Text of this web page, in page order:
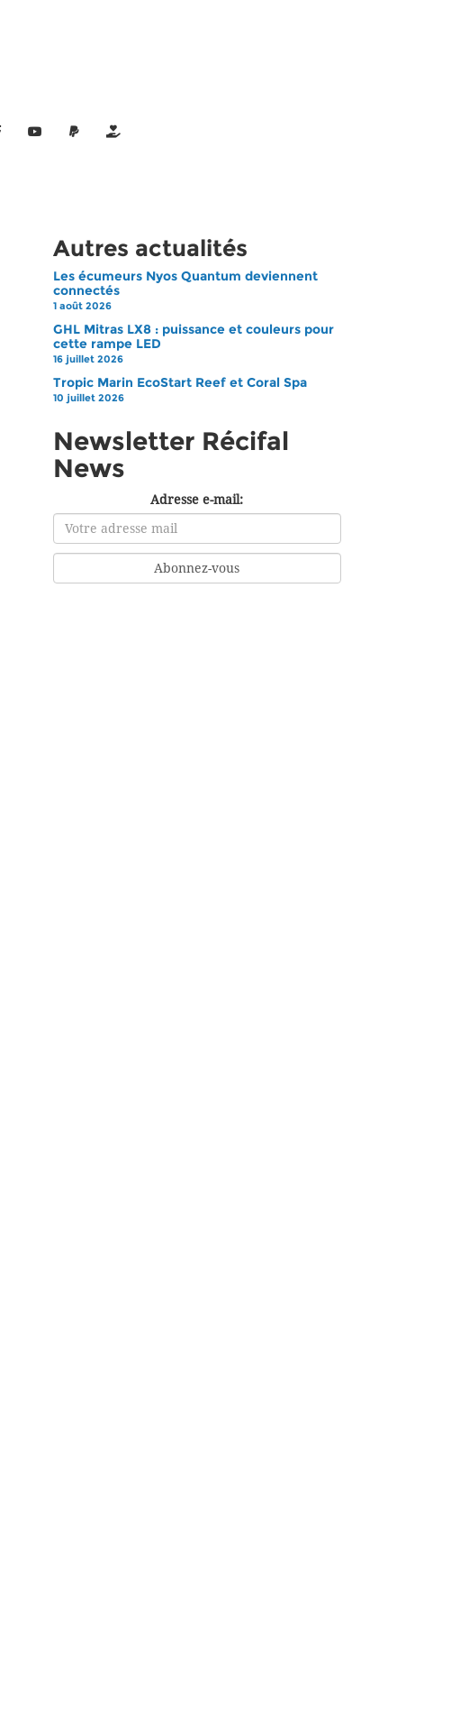
Autres actualités
Les écumeurs Nyos Quantum deviennent
connectés
1 août 2026
GHL Mitras LX8 : puissance et couleurs pour
cette rampe LED
16 juillet 2026
Tropic Marin EcoStart Reef et Coral Spa
10 juillet 2026
Newsletter Récifal
News
Adresse e-mail: